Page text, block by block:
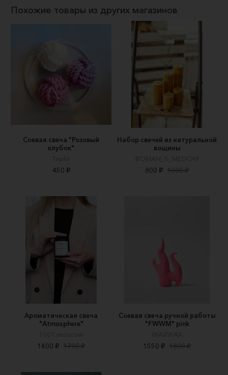
Похожие товары из других магазинов
Соевая свеча "Розовый
клубок"
Teplo
450 ₽
Набор свечей из натуральной
вощины
ROMAN_S_MEDOM
800 ₽ 1000 ₽
Ароматическая свеча
"Atmosphere"
1001.moscow
1600 ₽ 1790 ₽
Соевая свеча ручной работы
"FWWM" pink
WAXWAX
1550 ₽ 1800 ₽